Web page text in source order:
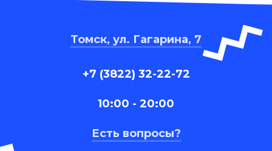
Томск, ул. Гагарина, 7
+7 (3822) 32-22-72
10:00 - 20:00
Есть вопросы?